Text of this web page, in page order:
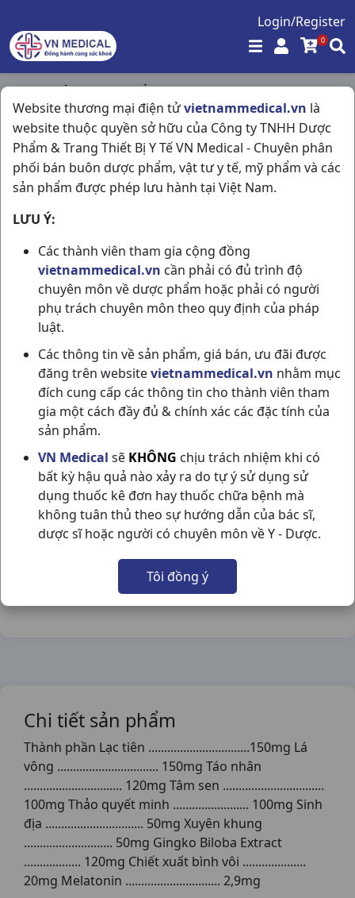
Login/Register
0
Website thương mại điện tửvietnammedical.vn là
website thuộc quyền sở hữu của Công ty TNHH Dược
Phẩm & Trang Thiết Bị Y Tế VN Medical - Chuyên phân
phối bán buôn dược phẩm, vật tư y tế, mỹ phẩm và các
sản phẩm được phép lưu hành tại Việt Nam.
LƯU Ý:
Các thành viên tham gia cộng đồng
vietnammedical.vn cần phải có đủ trình độ
chuyên môn về dược phẩm hoặc phải có người
phụ trách chuyên môn theo quy định của pháp
luật.
Các thông tin về sản phẩm, giá bán, ưu đãi được
đăng trên websitevietnammedical.vn nhằm mục
đích cung cấp các thông tin cho thành viên tham
gia một cách đầy đủ & chính xác các đặc tính của
sản phẩm.
VN Medical sẽ KHÔNG chịu trách nhiệm khi có
bất kỳ hậu quả nào xảy ra do tự ý sử dụng sử
dụng thuốc kê đơn hay thuốc chữa bệnh mà
không tuân thủ theo sự hướng dẫn của bác sĩ,
dược sĩ hoặc người có chuyên môn về Y - Dược.
Tôi đồng ý
Trang chủ / Thực Phẩm Chức Năng /
Giấc Ngủ Vàng H30v Hải Dương
GIẤC NGỦ VÀNG H30V HẢI DƯƠNG
NSX:Hải Dương
Nhóm hàng:Thực Phẩm Chức Năng,
Chia sẻ qua mạng xã hội:
Chi tiết sản phẩm
Thành phần Lạc tiên ................................150mg Lá
vông ................................ 150mg Táo nhân
............................... 120mg Tâm sen ................................
100mg Thảo quyết minh ........................ 100mg Sinh
địa ............................... 50mg Xuyên khung
............................ 50mg Gingko Biloba Extract
.................. 120mg Chiết xuất bình vôi ....................
20mg Melatonin .............................. 2,9mg